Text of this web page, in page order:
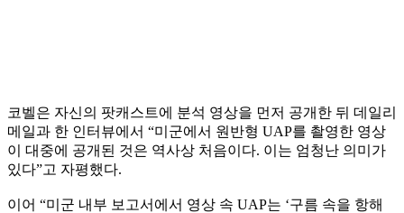
코벨은 자신의 팟캐스트에 분석 영상을 먼저 공개한 뒤 데일리
메일과 한 인터뷰에서 “미군에서 원반형 UAP를 촬영한 영상
이 대중에 공개된 것은 역사상 처음이다. 이는 엄청난 의미가
있다”고 자평했다.
이어 “미군 내부 보고서에서 영상 속 UAP는 ‘구름 속을 항해